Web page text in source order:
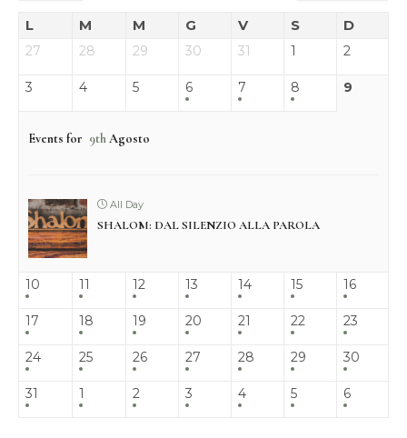
L M M G V S D
27 28 29 30 31 1 2
3 4 5 6 7 8 9
Events for 9thAgosto
All Day
SHALOM: DAL SILENZIO ALLA PAROLA
10 11 12 13 14 15 16
17 18 19 20 21 22 23
24 25 26 27 28 29 30
31 1 2 3 4 5 6